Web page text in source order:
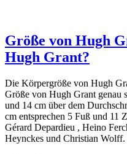
Größe von Hugh
Hugh Grant?
Die Körpergröße von Hugh
Größe von Hugh Grant genau
und 14 cm über dem
cm entsprechen 5 Fuß und 11
Gérard Depardieu , Heino
Heynckes und Christian Wolff.